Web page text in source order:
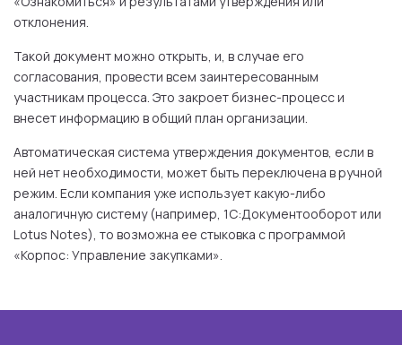
отклонения.
Такой документ можно открыть, и, в случае его
согласования, провести всем заинтересованным
участникам процесса. Это закроет бизнес-процесс и
внесет информацию в общий план организации.
Автоматическая система утверждения документов, если в
ней нет необходимости, может быть переключена в ручной
режим. Если компания уже использует какую-либо
аналогичную систему (например, 1С:Документооборот или
Lotus Notes), то возможна ее стыковка с программой
«Корпос: Управление закупками».